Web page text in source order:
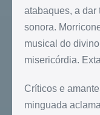
atabaques, a dar
sonora.
musical do
misericórdia.
Críticos e
minguada